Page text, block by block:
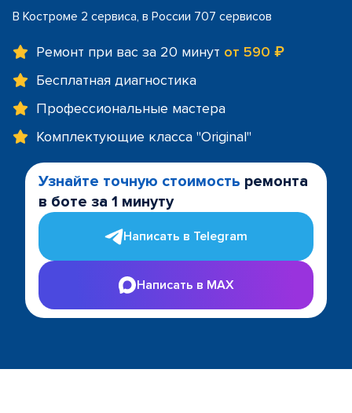
В Костроме 2 сервиса, в России 707 сервисов
Ремонт при вас за 20 минут от 590 ₽
Бесплатная диагностика
Профессиональные мастера
Комплектующие класса "Original"
Узнайте точную стоимость ремонта
в боте за 1 минуту
Написать в Telegram
Написать в MAX